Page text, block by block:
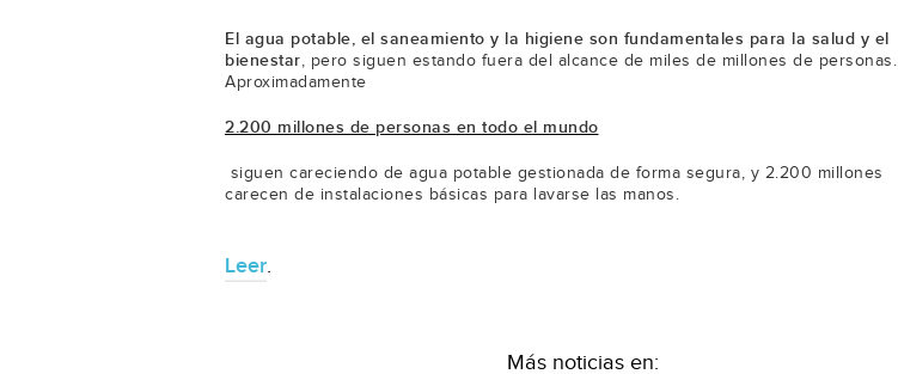
El agua potable, el saneamiento y la higiene son fundamentales para la salud y el
bienestar, pero siguen estando fuera del alcance de miles de millones de personas.
Aproximadamente
2.200 millones de personas en todo el mundo
siguen careciendo de agua potable gestionada de forma segura, y 2.200 millones
carecen de instalaciones básicas para lavarse las manos.
Leer.
Más noticias en: